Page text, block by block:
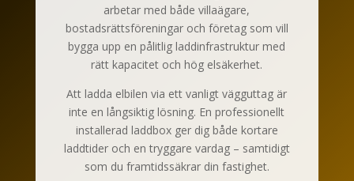
arbetar med både villaägare,
bostadsrättsföreningar och företag som vill
bygga upp en pålitlig laddinfrastruktur med
rätt kapacitet och hög elsäkerhet.
Att ladda elbilen via ett vanligt vägguttag är
inte en långsiktig lösning. En professionellt
installerad laddbox ger dig både kortare
laddtider och en tryggare vardag – samtidigt
som du framtidssäkrar din fastighet.